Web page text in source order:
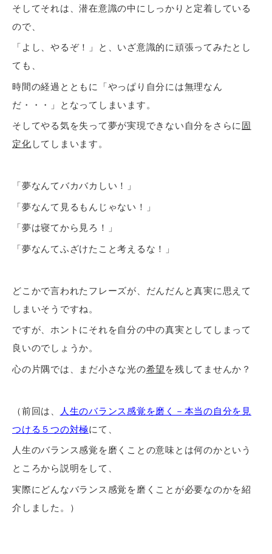
そしてそれは、潜在意識の中にしっかりと定着している
ので、
「よし、やるぞ！」と、いざ意識的に頑張ってみたとし
ても、
時間の経過とともに「やっぱり自分には無理なん
だ・・・」となってしまいます。
そしてやる気を失って夢が実現できない自分をさらに 固
定化 してしまいます。
「夢なんてバカバカしい！」
「夢なんて見るもんじゃない！」
「夢は寝てから見ろ！」
「夢なんてふざけたこと考えるな！」
どこかで言われたフレーズが、だんだんと真実に思えて
しまいそうですね。
ですが、ホントにそれを自分の中の真実としてしまって
良いのでしょうか。
心の片隅では、まだ小さな光の希望 を残してませんか？
（前回は、
人生のバランス感覚を磨く－本当の自分を見
つける５つの対極にて、
人生のバランス感覚を磨くことの意味とは何のかという
ところから説明をして、
実際にどんなバランス感覚を磨くことが必要なのかを紹
介しました。）